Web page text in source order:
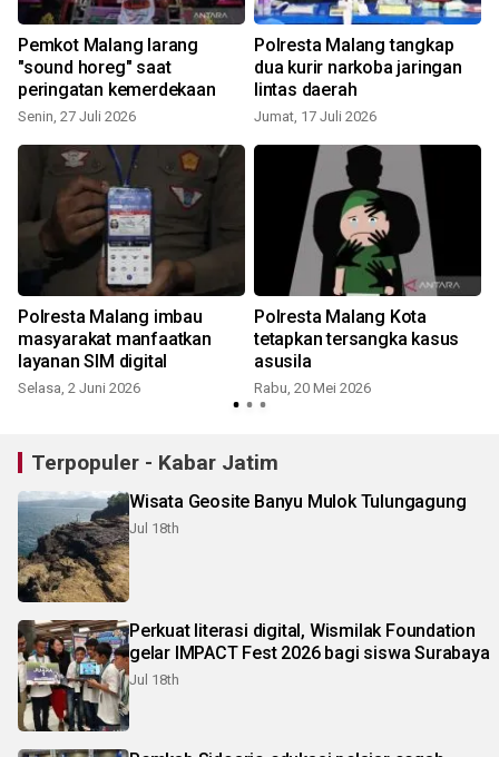
Pemkot Malang larang
"sound horeg" saat
peringatan kemerdekaan
Senin, 27 Juli 2026
Polresta Malang tangkap
dua kurir narkoba jaringan
lintas daerah
Jumat, 17 Juli 2026
Polresta Malang imbau
masyarakat manfaatkan
layanan SIM digital
Selasa, 2 Juni 2026
Polresta Malang Kota
tetapkan tersangka kasus
asusila
Rabu, 20 Mei 2026
Terpopuler - Kabar Jatim
Wisata Geosite Banyu Mulok Tulungagung
Jul 18th
Perkuat literasi digital, Wismilak Foundation
gelar IMPACT Fest 2026 bagi siswa Surabaya
Jul 18th